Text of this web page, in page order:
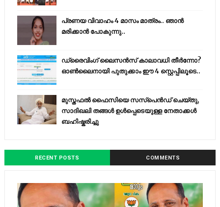
പ്രണയ വിവാഹം 4 മാസം മാത്രം.. ഞാൻ
മരിക്കാൻ പോകുന്നു..
ഡ്രൈവിംഗ് ലൈസൻസ് കാലാവധി തീർന്നോ?
ഓൺലൈനായി പുതുക്കാം ഈ 4 സ്റ്റെപ്പിലൂടെ..
മുസ്തഫൽ ഫൈസിയെ സസ്‌പെൻഡ് ചെയ്തു,
സാദിഖലി തങ്ങൾ ഉൾപ്പെടെയുള്ള നേതാക്കൾ
ബഹിഷ്കരിച്ചു
RECENT POSTS COMMENTS